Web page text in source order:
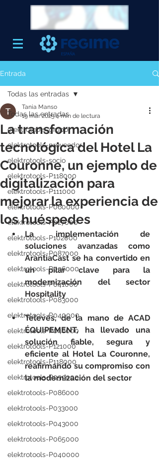
Entrada
Todas las entradas
elektrotools-grupo
elektrotools-proveedor
elektrotools-socio
elektrotools-P118000
elektrotools-P111000
elektrotools-P060000
elektrotools-P027000
elektrotools-P102000
elektrotools-P087000
elektrotools-P096000
elektrotools-P041000
elektrotools-P083000
elektrotools-P040000
elektrotools-P046000
elektrotools-P121000
elektrotools-P118000
elektrotools-P059000
elektrotools-P086000
elektrotools-P033000
elektrotools-P043000
elektrotools-P065000
elektrotools-P040000
Todas las entradas
La transformación
tecnológica del Hotel La
Couronne, un ejemplo de
digitalización para
mejorar la experiencia de
los huéspedes
Tania Manso
19 mar 20254 min de lectura
La implementación de
soluciones avanzadas como
ArantiaCast se ha convertido en
un pilar clave para la
modernización del sector
Hospitality
Televés, de la mano de ACAD
ÉQUIPEMENT, ha llevado una
solución fiable, segura y
eficiente al Hotel La Couronne,
reafirmando su compromiso con
la modernización del sector